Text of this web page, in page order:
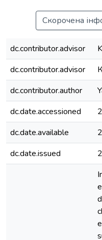
Скорочена
dc.contributor.advisor
dc.contributor.advisor
dc.contributor.author
dc.date.accessioned
dc.date.available
dc.date.issued